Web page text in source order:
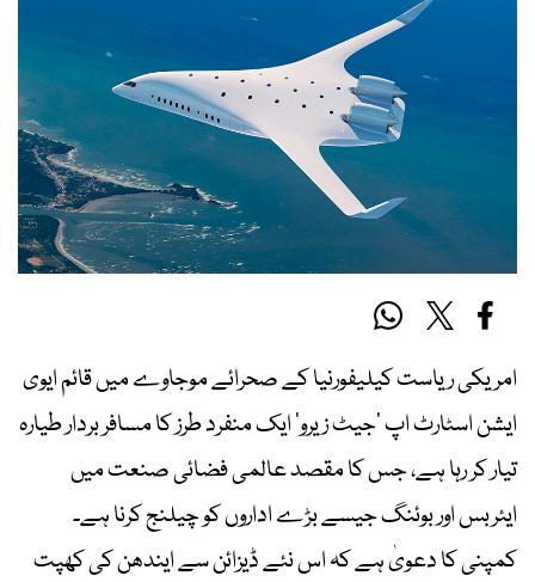
امریکی ریاست کیلیفورنیا کے صحرائے موجاوے میں قائم ایوی
ایشن اسٹارٹ اپ ’جیٹ زیرو‘ ایک منفرد طرز کا مسافر بردار طیارہ
تیار کر رہا ہے، جس کا مقصد عالمی فضائی صنعت میں
ایئربس اور بوئنگ جیسے بڑے اداروں کو چیلنج کرنا ہے۔
کمپنی کا دعویٰ ہے کہ اس نئے ڈیزائن سے ایندھن کی کھپت